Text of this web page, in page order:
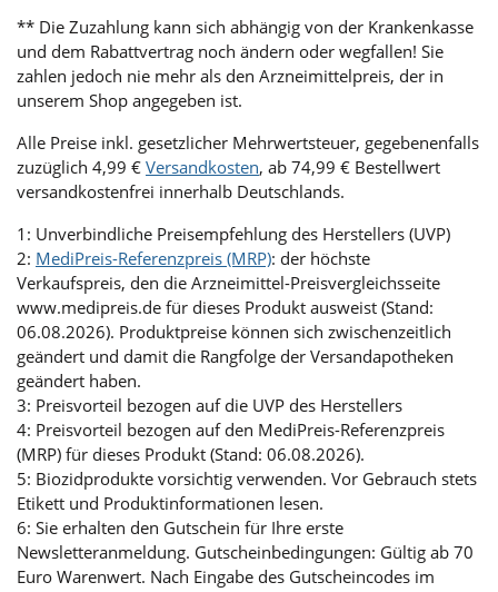
** Die Zuzahlung kann sich abhängig von der Krankenkasse
und dem Rabattvertrag noch ändern oder wegfallen! Sie
zahlen jedoch nie mehr als den Arzneimittelpreis, der in
unserem Shop angegeben ist.
Alle Preise inkl. gesetzlicher Mehrwertsteuer, gegebenenfalls
zuzüglich 4,99 € Versandkosten, ab 74,99 € Bestellwert
versandkostenfrei innerhalb Deutschlands.
1: Unverbindliche Preisempfehlung des Herstellers (UVP)
2: MediPreis-Referenzpreis (MRP): der höchste
Verkaufspreis, den die Arzneimittel-Preisvergleichsseite
www.medipreis.de für dieses Produkt ausweist (Stand:
06.08.2026). Produktpreise können sich zwischenzeitlich
geändert und damit die Rangfolge der Versandapotheken
geändert haben.
3: Preisvorteil bezogen auf die UVP des Herstellers
4: Preisvorteil bezogen auf den MediPreis-Referenzpreis
(MRP) für dieses Produkt (Stand: 06.08.2026).
5: Biozidprodukte vorsichtig verwenden. Vor Gebrauch stets
Etikett und Produktinformationen lesen.
6: Sie erhalten den Gutschein für Ihre erste
Newsletteranmeldung. Gutscheinbedingungen: Gültig ab 70
Euro Warenwert. Nach Eingabe des Gutscheincodes im